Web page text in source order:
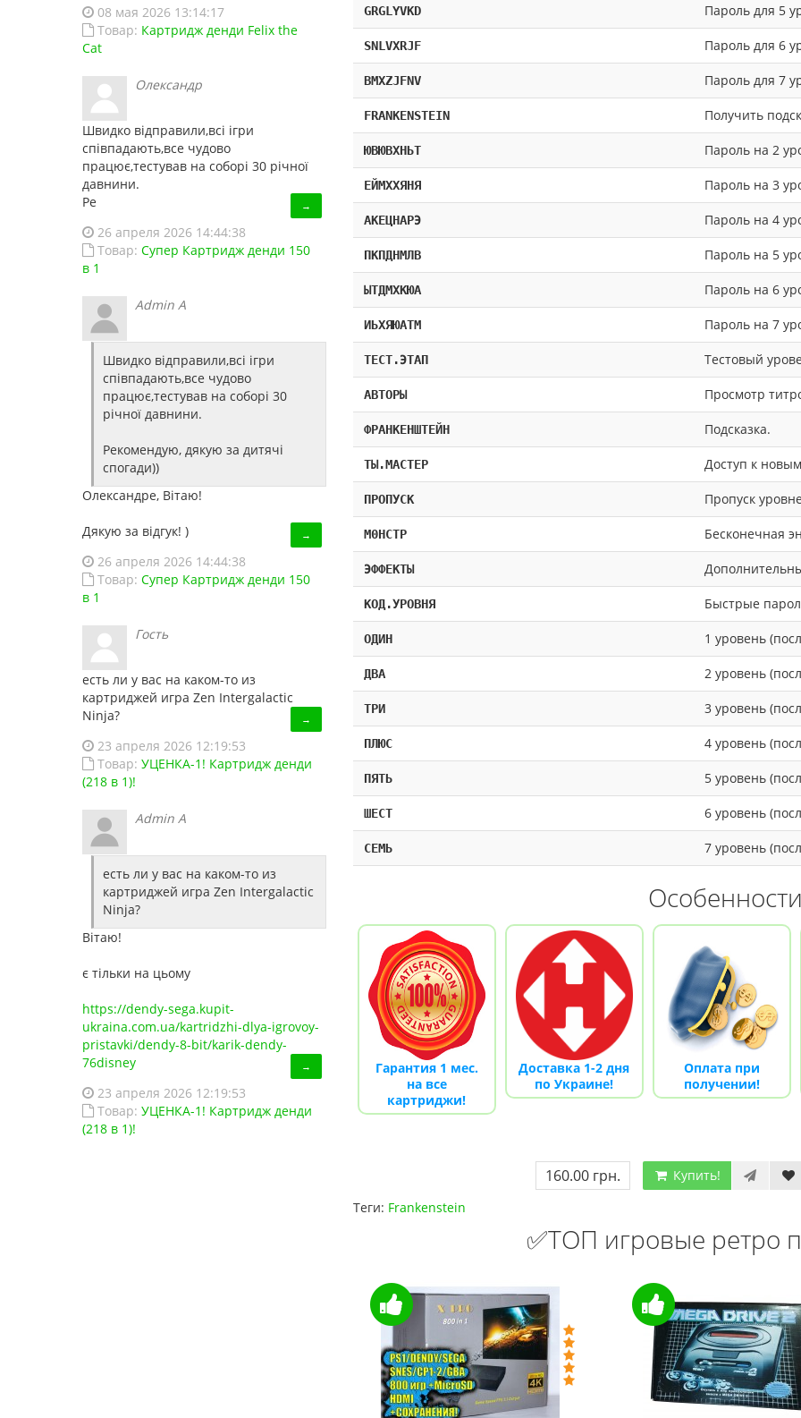
08 мая 2026 13:14:17
Товар: Картридж денди Felix the
Cat
Олександр
Швидко відправили,всі ігри
співпадають,все чудово
працює,тестував на соборі 30 річної
давнини.
Ре
→
26 апреля 2026 14:44:38
Товар: Супер Картридж денди 150
в 1
Admin A
Швидко відправили,всі ігри
співпадають,все чудово
працює,тестував на соборі 30
річної давнини.
Рекомендую, дякую за дитячі
спогади))
Олександре, Вітаю!
Дякую за відгук! ) →
26 апреля 2026 14:44:38
Товар: Супер Картридж денди 150
в 1
Гость
есть ли у вас на каком-то из
картриджей игра Zen Intergalactic
Ninja?
→
23 апреля 2026 12:19:53
Товар: УЦЕНКА-1! Картридж денди
(218 в 1)!
Admin A
есть ли у вас на каком-то из
картриджей игра Zen Intergalactic
Ninja?
Вітаю!
є тільки на цьому
https://dendy-sega.kupit-
ukraina.com.ua/kartridzhi-dlya-igrovoy-
pristavki/dendy-8-bit/karik-dendy-
76disney
→
23 апреля 2026 12:19:53
Товар: УЦЕНКА-1! Картридж денди
(218 в 1)!
GRGLYVKD Пароль для 5
SNLVXRJF Пароль для 6
BMXZJFNV Пароль для 7
FRANKENSTEIN Получить
ЮВЮВХНЬТ Пароль на 2
ЕЙМХХЯНЯ Пароль на 3
АКЕЦНАРЭ Пароль на 4
ПКПДНМЛВ Пароль на 5
ЫТДМХКЮА Пароль на 6
ИЬХЯЮАТМ Пароль на 7
ТЕСТ.ЭТАП Тестовый
АВТОРЫ Просмотр
ФРАНКЕНШТЕЙН Подсказка.
ТЫ.МАСТЕР Доступ к
ПРОПУСК Пропуск
M0HCTP Бесконечная
ЭФФЕКТЫ
КОД.УРОВНЯ Быстрые
ОДИН 1 уровень
ДВА 2 уровень
ТРИ 3 уровень
ПЛЮС 4 уровень
ПЯТЬ 5 уровень
ШЕСТ 6 уровень
СЕМЬ 7 уровень
Гарантия 1 мес.
на все
картриджи!
Доставка 1-2 дня
по Украине!
Оплата при
получении!
160.00 грн. Купить!
Теги: Frankenstein
✅ТОП игровые ретро